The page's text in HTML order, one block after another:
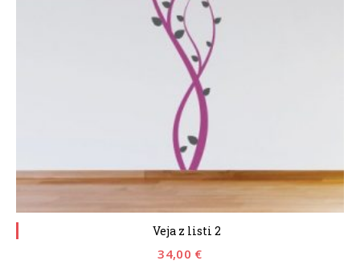
Veja z listi 2
34,00 €